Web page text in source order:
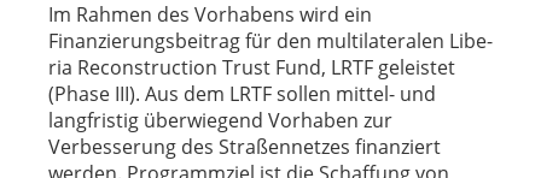
Im Rahmen des Vorhabens wird ein
Finanzierungsbeitrag für den multilateralen Libe-
ria Reconstruction Trust Fund, LRTF geleistet
(Phase III). Aus dem LRTF sollen mittel- und
langfristig überwiegend Vorhaben zur
Verbesserung des Straßennetzes finanziert